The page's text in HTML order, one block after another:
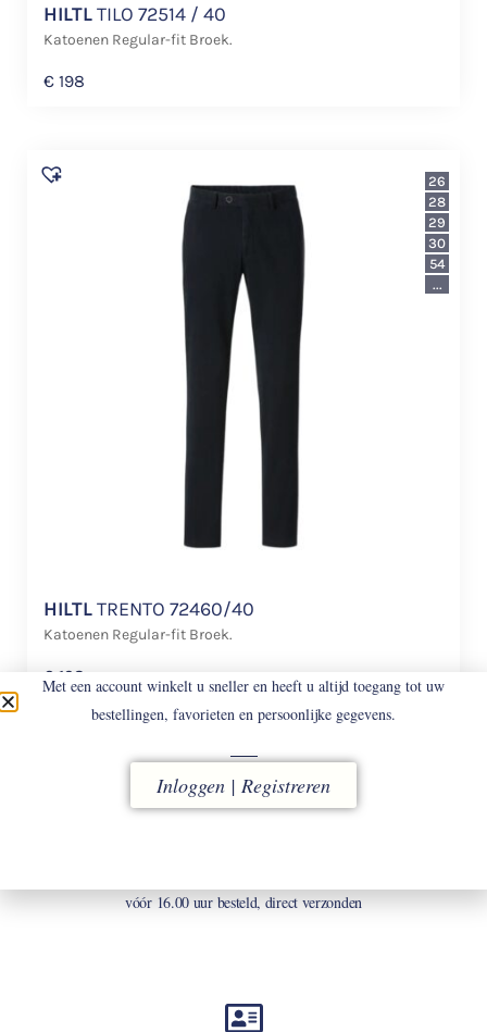
HILTLTILO 72514 / 40
Katoenen Regular-fit Broek.
€ 198
HILTLTRENTO 72460/40
Katoenen Regular-fit Broek.
€ 198
26
28
29
30
54
...
vóór 16.00 uur besteld, direct verzonden
Met een account winkelt u sneller en heeft u altijd toegang tot uw
bestellingen, favorieten en persoonlijke gegevens.
Inloggen | Registreren